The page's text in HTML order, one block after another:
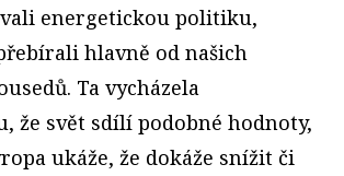
energetickou politiku,
hlavně od našich
Ta vycházela
že svět sdílí podobné hodnoty,
ukáže, že dokáže snížit či